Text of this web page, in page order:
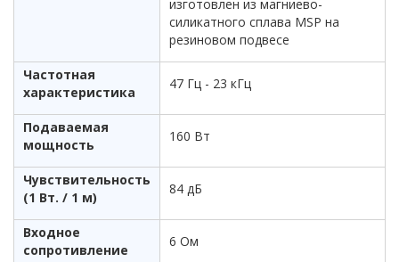
изготовлен из магниево-
силикатного сплава MSP на
резиновом подвесе
Частотная
характеристика
47 Гц - 23 кГц
Подаваемая
мощность
160 Вт
Чувствительность
(1 Вт. / 1 м)
84 дБ
Входное
сопротивление
6 Ом